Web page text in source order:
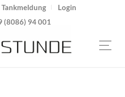
Tankmeldung
Login
(8086) 94 001